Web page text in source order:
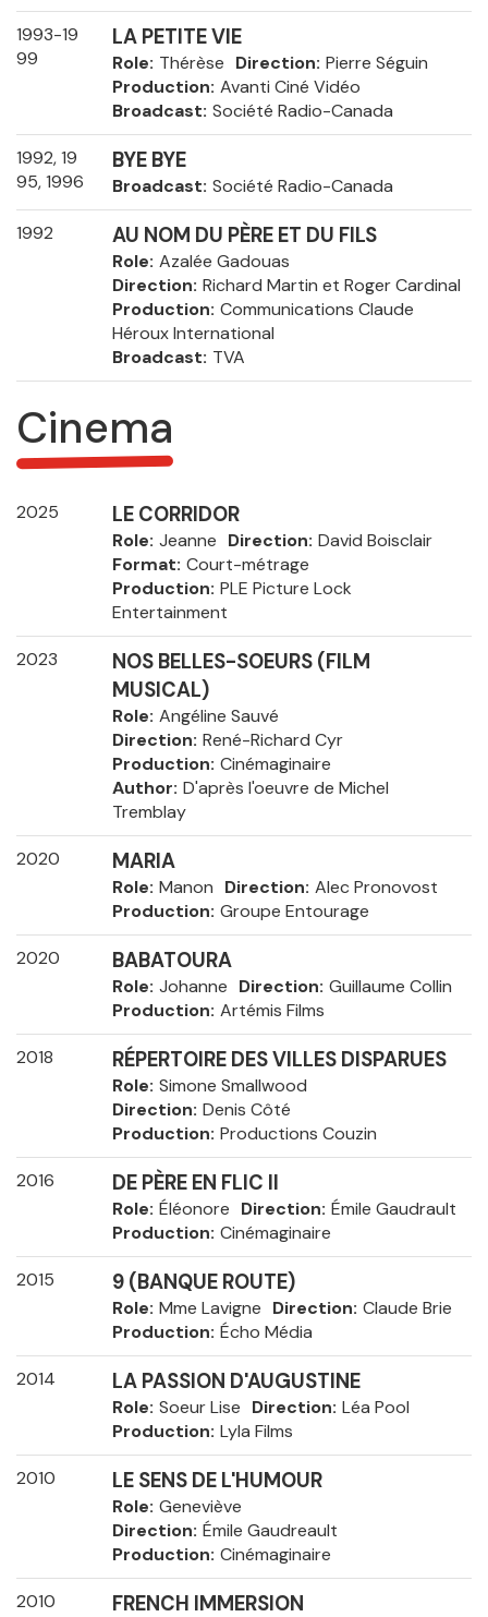
1993-19
99
LA PETITE VIE
Role Thérèse Direction Pierre Séguin
Production Avanti Ciné Vidéo
Broadcast Société Radio-Canada
1992, 19
95, 1996
BYE BYE
Broadcast Société Radio-Canada
1992 AU NOM DU PÈRE ET DU FILS
Role Azalée Gadouas
Direction Richard Martin et Roger Cardinal
Production Communications Claude
Héroux International
Broadcast TVA
Cinema
2025 LE CORRIDOR
Role Jeanne Direction David Boisclair
Format Court-métrage
Production PLE Picture Lock
Entertainment
2023
NOS BELLES-SOEURS (FILM
MUSICAL)
Role Angéline Sauvé
Direction René-Richard Cyr
Production Cinémaginaire
Author D'après l'oeuvre de Michel
Tremblay
2020 MARIA
Role Manon Direction Alec Pronovost
Production Groupe Entourage
2020 BABATOURA
Role Johanne Direction Guillaume Collin
Production Artémis Films
2018 RÉPERTOIRE DES VILLES DISPARUES
Role Simone Smallwood
Direction Denis Côté
Production Productions Couzin
2016 DE PÈRE EN FLIC II
Role Éléonore Direction Émile Gaudrault
Production Cinémaginaire
2015 9 (BANQUE ROUTE)
Role Mme Lavigne Direction Claude Brie
Production Écho Média
2014 LA PASSION D'AUGUSTINE
Role Soeur Lise Direction Léa Pool
Production Lyla Films
2010 LE SENS DE L'HUMOUR
Role Geneviève
Direction Émile Gaudreault
Production Cinémaginaire
2010 FRENCH IMMERSION